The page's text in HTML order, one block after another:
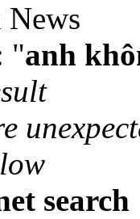
News
"anh
search